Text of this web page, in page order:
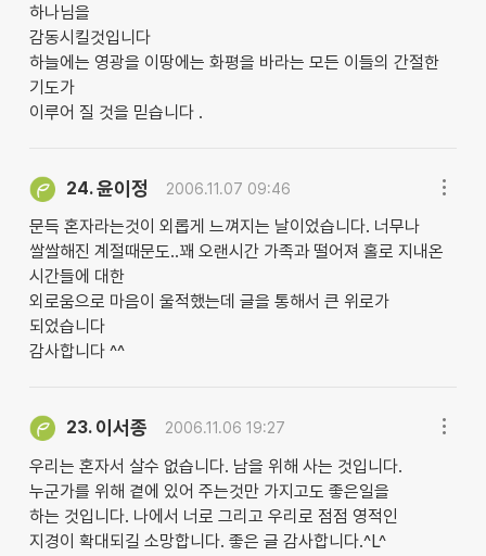
하나님을
감동시킬것입니다
하늘에는 영광을 이땅에는 화평을 바라는 모든 이들의 간절한
기도가
이루어 질 것을 믿습니다 .
24.윤이정 2006.11.07 09:46
문득 혼자라는것이 외롭게 느껴지는 날이었습니다. 너무나
쌀쌀해진 계절때문도..꽤 오랜시간 가족과 떨어져 홀로 지내온
시간들에 대한
외로움으로 마음이 울적했는데 글을 통해서 큰 위로가
되었습니다
감사합니다 ^^
23. 이서종 2006.11.06 19:27
우리는 혼자서 살수 없습니다. 남을 위해 사는 것입니다.
누군가를 위해 곁에 있어 주는것만 가지고도 좋은일을
하는 것입니다. 나에서 너로 그리고 우리로 점점 영적인
지경이 확대되길 소망합니다. 좋은 글 감사합니다.^L^